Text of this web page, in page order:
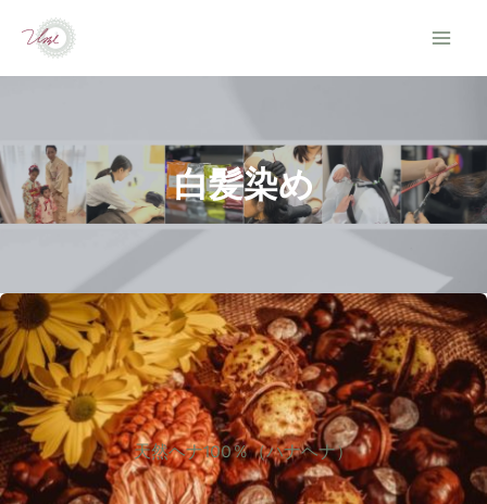
キ
ッ
プ
白髪染め
天然ヘナ100％（ハナヘナ）